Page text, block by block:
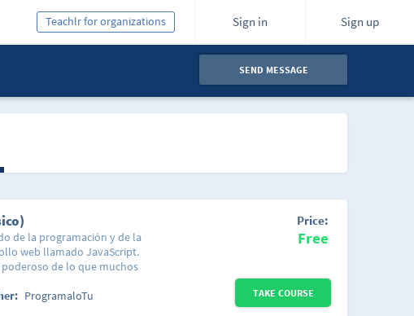
Sign in Sign up
Teachlr for organizations
SEND MESSAGE
de la programación y de la
web llamado JavaScript.
de lo que muchos
poco tiempo. Estas
ProgramaloTu
Price:
Free
TAKE COURSE